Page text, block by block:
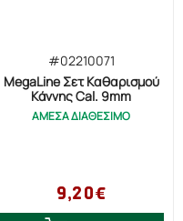
#02210071
MegaLine Σετ Καθαρισμού
Κάννης Cal. 9mm
ΑΜΕΣΑ ΔΙΑΘΕΣΙΜΟ
9,20€